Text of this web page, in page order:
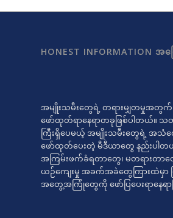
HONEST INFORMATION အက
အမျိုးသမီးတွေရဲ့ တရားမျှတမှုအတွက်
ဖော်ထုတ်ရာနေရာတခုဖြစ်ပါတယ်။ သ
ကြီးရှိပေမယ့် အမျိုးသမီးတွေရဲ့ အ
ဖော်ထုတ်ပေးတဲ့ မီဒီယာတွေ နည်းပါ
အကြမ်းဖက်ခံရတာတွေ၊ မတရားတာ
ယဉ်ကျေးမှု အခက်အခဲတွေကြားထဲမှာ
အတွေ့အကြုံတွေကို ဖော်ပြပေးရာနေရာ